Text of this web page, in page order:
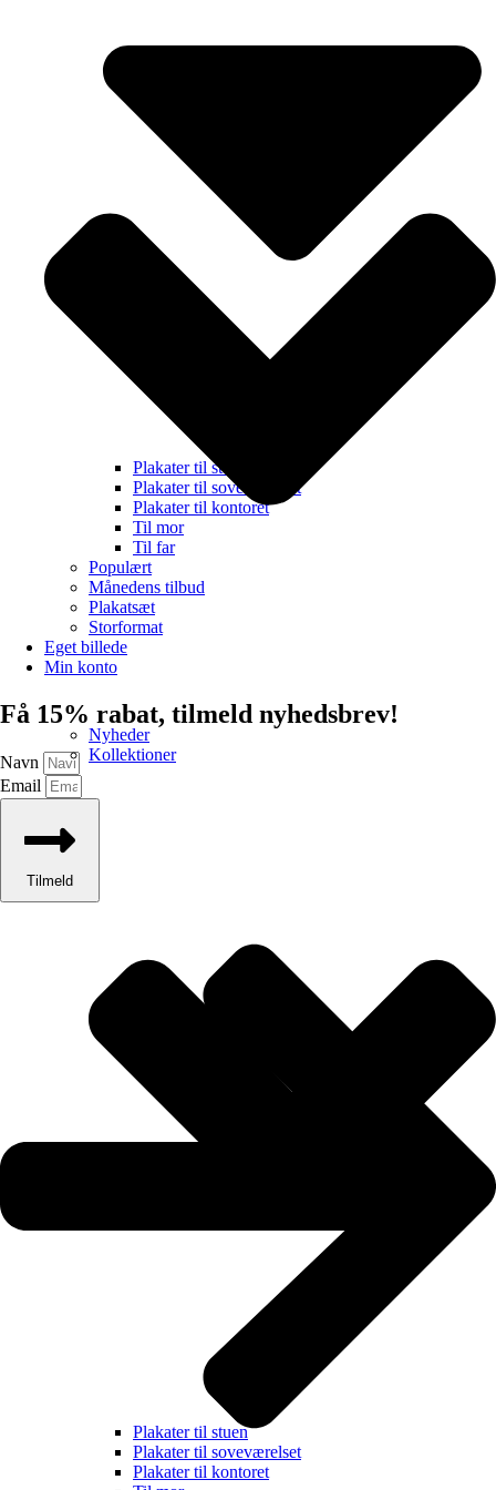
Nyheder
Kollektioner
Plakater til stuen
Plakater til soveværelset
Plakater til kontoret
Plakater til stuen
Plakater til soveværelset
Plakater til kontoret
Til mor
Til far
Populært
Månedens tilbud
Plakatsæt
Storformat
Eget billede
Min konto
Få 15% rabat, tilmeld nyhedsbrev!
Navn
Email
Tilmeld